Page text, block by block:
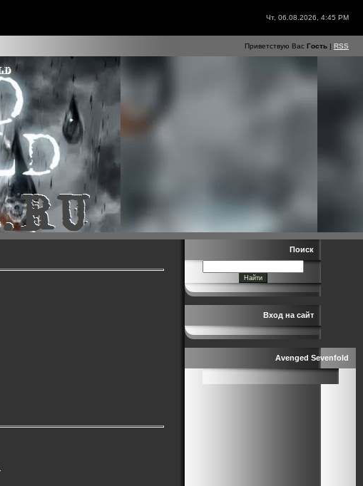
Чт, 06.08.2026, 4:45 PM
Приветствую Вас Гость | RSS
Поиск
Вход на сайт
Avenged Sevenfold